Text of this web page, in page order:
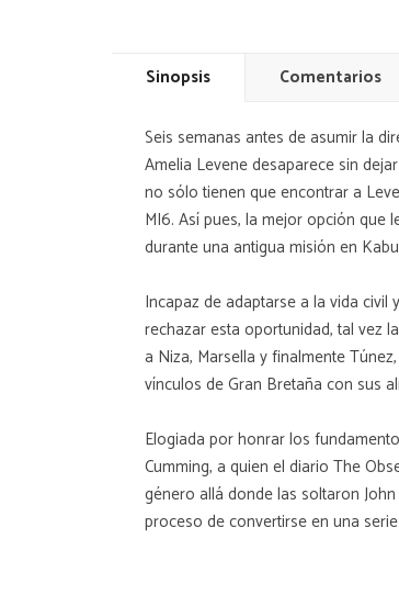
Sinopsis Comentarios
Seis semanas antes de asumir la
Amelia Levene desaparece sin
no sólo tienen que encontrar a
MI6. Así pues, la mejor opción que
durante una antigua misión en
Incapaz de adaptarse a la vida
rechazar esta oportunidad, tal vez
a Niza, Marsella y finalmente
vínculos de Gran Bretaña con sus
Elogiada por honrar los
Cumming, a quien el diario The
género allá donde las soltaron
proceso de convertirse en una